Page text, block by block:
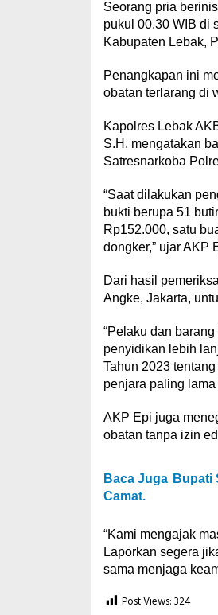
Seorang pria
pukul 00.30 WIB di
Kabupaten Lebak,
Penangkapan ini
obatan terlarang di
Kapolres Lebak
S.H. mengatakan
Satresnarkoba
“Saat dilakukan
bukti berupa 51
Rp152.000, satu
dongker,” ujar AKP
Dari hasil
Angke, Jakarta,
“Pelaku dan
penyidikan lebih
Tahun 2023
penjara paling
AKP Epi juga
obatan tanpa izin
Baca Juga Bupati
Camat.
“Kami mengajak
Laporkan segera
sama menjaga
Post Views:324